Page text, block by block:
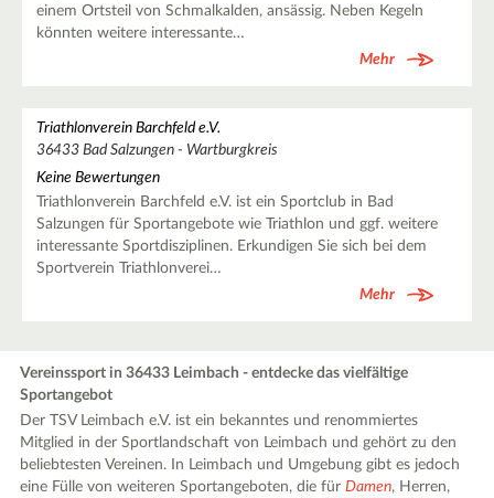
einem Ortsteil von Schmalkalden, ansässig. Neben Kegeln
könnten weitere interessante…
Mehr
Triathlonverein Barchfeld e.V.
36433 Bad Salzungen - Wartburgkreis
Keine Bewertungen
Triathlonverein Barchfeld e.V. ist ein Sportclub in Bad
Salzungen für Sportangebote wie Triathlon und ggf. weitere
interessante Sportdisziplinen. Erkundigen Sie sich bei dem
Sportverein Triathlonverei…
Mehr
Vereinssport in 36433 Leimbach - entdecke das vielfältige
Sportangebot
Der TSV Leimbach e.V. ist ein bekanntes und renommiertes
Mitglied in der Sportlandschaft von Leimbach und gehört zu den
beliebtesten Vereinen. In Leimbach und Umgebung gibt es jedoch
eine Fülle von weiteren Sportangeboten, die fürDamen, Herren,